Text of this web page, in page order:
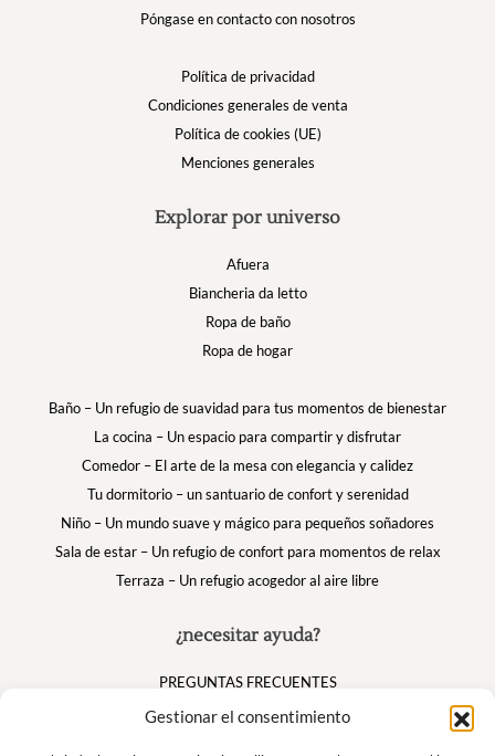
Gestionar el consentimiento
¿necesitar ayuda?
PREGUNTAS FRECUENTES
Mi cuenta
Póngase en contacto con nosotros
Política de privacidad
Condiciones generales de venta
Política de cookies (UE)
Menciones generales
Explorar por universo
Afuera
Biancheria da letto
Ropa de baño
Ropa de hogar
Baño – Un refugio de suavidad para tus momentos de bienestar
La cocina – Un espacio para compartir y disfrutar
Comedor – El arte de la mesa con elegancia y calidez
Tu dormitorio – un santuario de confort y serenidad
Niño – Un mundo suave y mágico para pequeños soñadores
Sala de estar – Un refugio de confort para momentos de relax
Terraza – Un refugio acogedor al aire libre